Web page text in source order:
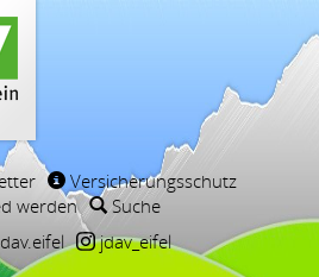
Versicherungsschutz
werden
Suche
dav.eifel jdav_eifel